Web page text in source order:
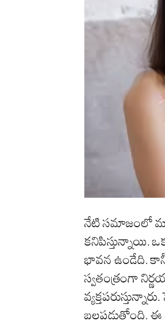
నేటి సమాజంలో
కనిపిస్తున్నాయి.
భావన ఉండేది. కానీ
స్వతంత్రంగా
బలపడుతోంది. ఈ